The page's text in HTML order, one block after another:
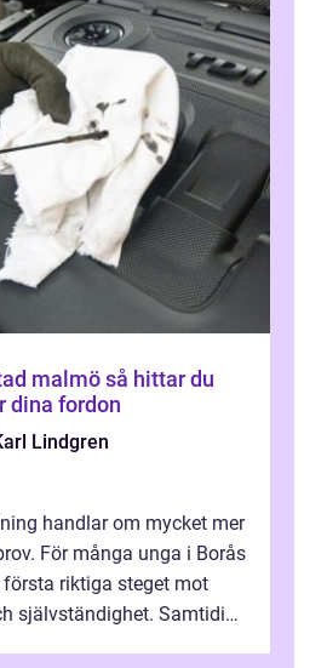
så hittar du
dina fordon
Lindgren
handlar om mycket mer
För många unga i Borås
första riktiga steget mot
självständighet. Samtidigt